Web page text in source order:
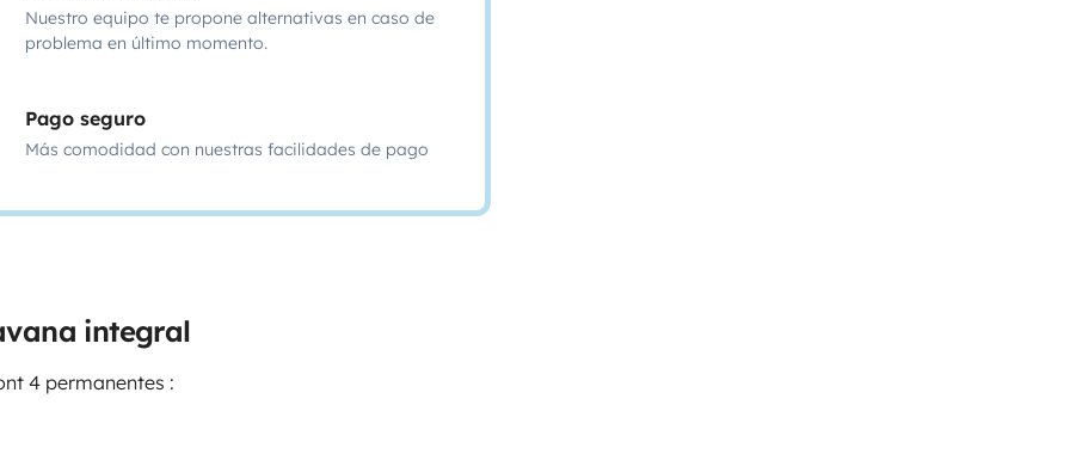
Nuestro equipo te propone alternativas en caso de
problema en último momento.
Pago seguro
Más comodidad con nuestras facilidades de pago
integral
4 permanentes :